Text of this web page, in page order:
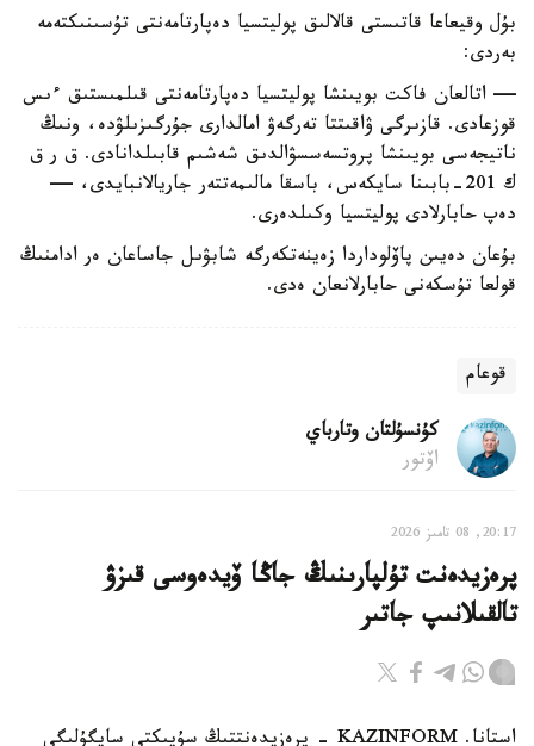
بۇل وقيعاعا قاتىستى قالالىق پوليتسيا دەپارتامەنتى تۇسىنىكتەمە
بەردى:
— اتالعان فاكت بويىنشا پوليتسيا دەپارتامەنتى قىلمىستىق ءىس
قوزعادى. قازىرگى ۋاقىتتا تەرگەۋ امالدارى جۇرگىزىلۋدە، ونىڭ
ناتيجەسى بويىنشا پروتسەسسۋالدىق شەشىم قابىلدانادى. ق ر ق
ك 201-بابىنا سايكەس، باسقا مالىمەتتەر جاريالانبايدى، —
دەپ حابارلادى پوليتسيا وكىلدەرى.
بۇعان دەيىن پاۆلوداردا زەينەتكەرگە شابۋىل جاساعان ەر ادامنىڭ
قولعا تۇسكەنى حابارلانعان ەدى.
قوعام
كۇنسۇلتان وتارباي
اۆتور
20:17, 08 تامىز 2026
پرەزيدەنت تۇلپارىنىڭ جاڭا ۆيدەوسى قىزۋ
تالقىلانىپ جاتىر